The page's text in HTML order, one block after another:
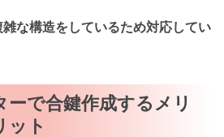
な構造をしているため対応してい
ーで合鍵作成するメリ
ット